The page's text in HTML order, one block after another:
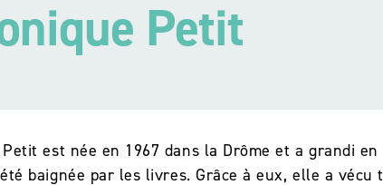
Petit
est née en 1967 dans la Drôme et a grandi en
baignée par les livres. Grâce à eux, elle a